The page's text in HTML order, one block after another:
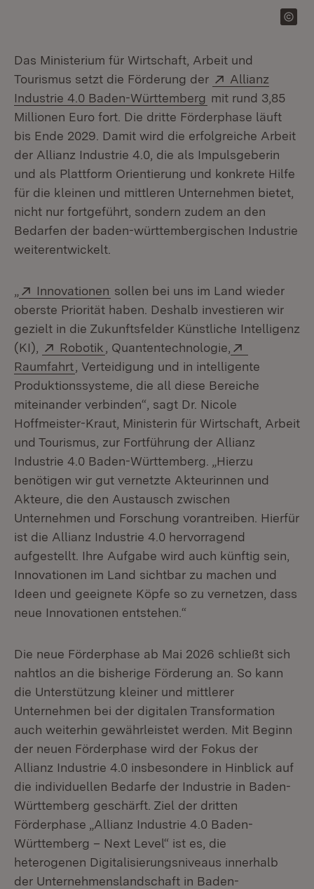
Das Ministerium für Wirtschaft, Arbeit und
Tourismus setzt die Förderung der
Extern:
Allianz
Industrie 4.0 Baden-Württemberg (Öffnet in neuem
mit rund 3,85
Millionen Euro fort. Die dritte Förderphase läuft
bis Ende 2029. Damit wird die erfolgreiche Arbeit
der Allianz Industrie 4.0, die als Impulsgeberin
und als Plattform Orientierung und konkrete Hilfe
für die kleinen und mittleren Unternehmen bietet,
nicht nur fortgeführt, sondern zudem an den
Bedarfen der baden-württembergischen Industrie
weiterentwickelt.
Extern:
Innovationen (Öffnet in neuem Fenster)
sollen bei uns im Land wieder
oberste Priorität haben. Deshalb investieren wir
gezielt in die Zukunftsfelder Künstliche Intelligenz
(KI),
Extern:
Robotik (Öffnet in neuem Fenster)
, Quantentechnologie,
Raumfahrt (Öffnet in neuem Fenster)
, Verteidigung und in intelligente
Produktionssysteme, die all diese Bereiche
miteinander verbinden“, sagt Dr. Nicole
Hoffmeister-Kraut, Ministerin für Wirtschaft, Arbeit
und Tourismus, zur Fortführung der Allianz
Industrie 4.0 Baden-Württemberg. „Hierzu
benötigen wir gut vernetzte Akteurinnen und
Akteure, die den Austausch zwischen
Unternehmen und Forschung vorantreiben. Hierfür
ist die Allianz Industrie 4.0 hervorragend
aufgestellt. Ihre Aufgabe wird auch künftig sein,
Innovationen im Land sichtbar zu machen und
Ideen und geeignete Köpfe so zu vernetzen, dass
neue Innovationen entstehen.“
Die neue Förderphase ab Mai 2026 schließt sich
nahtlos an die bisherige Förderung an. So kann
die Unterstützung kleiner und mittlerer
Unternehmen bei der digitalen Transformation
auch weiterhin gewährleistet werden. Mit Beginn
der neuen Förderphase wird der Fokus der
Allianz Industrie 4.0 insbesondere in Hinblick auf
die individuellen Bedarfe der Industrie in Baden-
Württemberg geschärft. Ziel der dritten
Förderphase „Allianz Industrie 4.0 Baden-
Württemberg – Next Level“ ist es, die
heterogenen Digitalisierungsniveaus innerhalb
der Unternehmenslandschaft in Baden-